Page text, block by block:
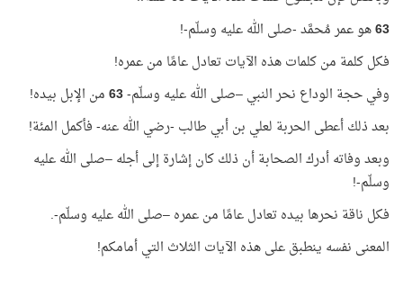
63هو عمر مُحمَّد -صلى الله عليه وسلّم-!
فكل كلمة من كلمات هذه الآيات تعادل عامًا من عمره!
وفي حجة الوداع نحر النبي –صلى الله عليه وسلّم-63من الإبل بيده!
بعد ذلك أعطى الحربة لعلي بن أبي طالب -رضي الله عنه- فأكمل المئة!
وبعد وفاته أدرك الصحابة أن ذلك كان إشارة إلى أجله –صلى الله عليه
وسلّم-!
فكل ناقة نحرها بيده تعادل عامًا من عمره –صلى الله عليه وسلّم-.
المعنى نفسه ينطبق على هذه الآيات الثلاث التي أمامكم!